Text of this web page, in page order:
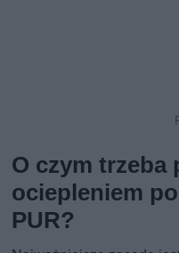
O czym trzeba
ociepleniem
PUR?